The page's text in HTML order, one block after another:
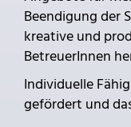
Beendigung der
kreative und
BetreuerInnen
Individuelle
gefördert und